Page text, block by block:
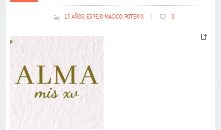
15 AÑOS,ESPEJO MAGICO,FOTERIX 0